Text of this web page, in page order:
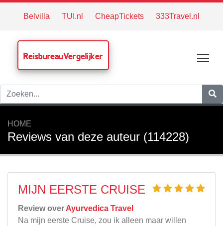
Belvilla TUI.nl CheapTickets 333Travel.nl
ReisbureauVergelijker
HOME
Reviews van deze auteur (114228)
MIJN EERSTE CRUISE
Review over Ayurvedica Travel
Na mijn eerste Cruise, zou ik alleen maar willen